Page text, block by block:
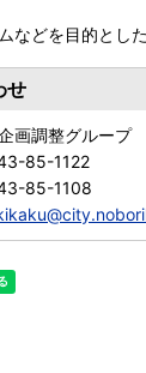
などを目的とし
せ
画調整グループ
85-1122
85-1108